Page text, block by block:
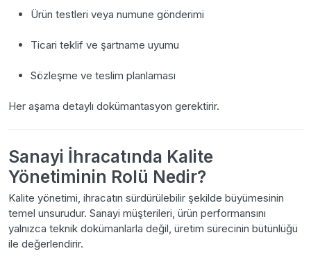
Ürün testleri veya numune gönderimi
Ticari teklif ve şartname uyumu
Sözleşme ve teslim planlaması
Her aşama detaylı dokümantasyon gerektirir.
Sanayi İhracatında Kalite
Yönetiminin Rolü Nedir?
Kalite yönetimi, ihracatın sürdürülebilir şekilde büyümesinin
temel unsurudur. Sanayi müşterileri, ürün performansını
yalnızca teknik dokümanlarla değil, üretim sürecinin bütünlüğü
ile değerlendirir.